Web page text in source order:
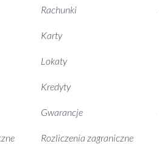
Rachunki
Karty
Lokaty
Kredyty
Gwarancje
Rozliczenia zagraniczne